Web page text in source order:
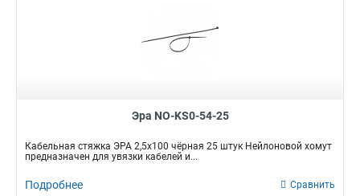
Эра NO-KS0-54-25
Кабельная стяжка ЭРА 2,5х100 чёрная 25 штук Нейлоновой хомут
предназначен для увязки кабелей и...
Подробнее Сравнить